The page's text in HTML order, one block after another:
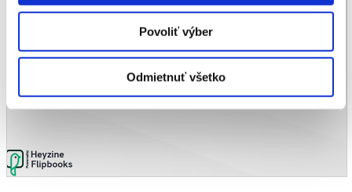
Povoliť výber
Odmietnuť všetko